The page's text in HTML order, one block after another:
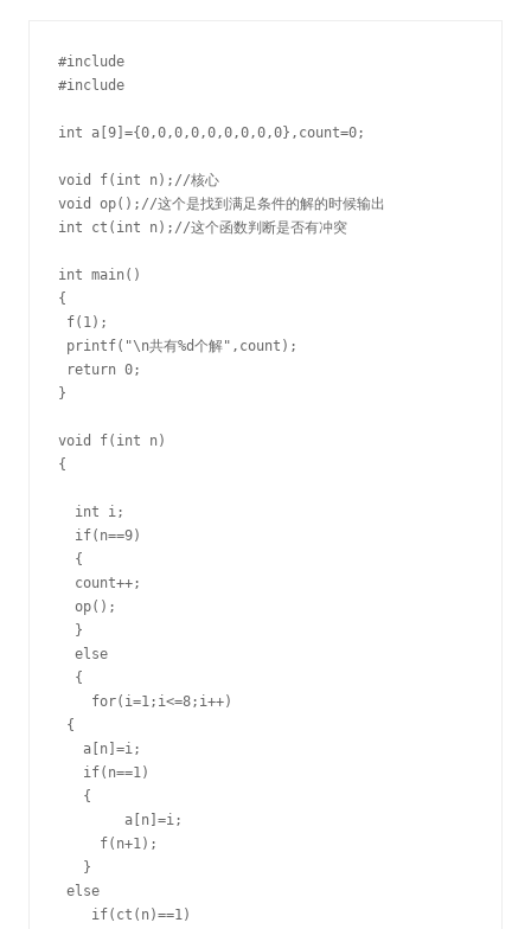
#include
#include
int a[9]={0,0,0,0,0,0,0,0,0},count=0;
void f(int n);//核心
void op();//这个是找到满足条件的解的时候输出
int ct(int n);//这个函数判断是否有冲突
int main()
{
f(1);
printf("\n共有%d个解",count);
return 0;
}
void f(int n)
{
  int i;
  if(n==9)
  {
  count++;
  op();
  }
  else
  {
    for(i=1;i<=8;i++)
{
   a[n]=i;
   if(n==1)
   {
        a[n]=i;
     f(n+1);
   }
else
    if(ct(n)==1)